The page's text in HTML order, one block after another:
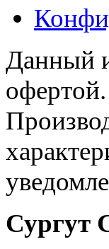
Данный
Сургут